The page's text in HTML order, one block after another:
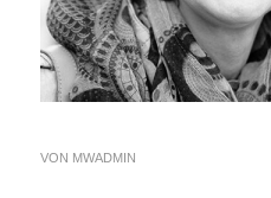
VON MWADMIN